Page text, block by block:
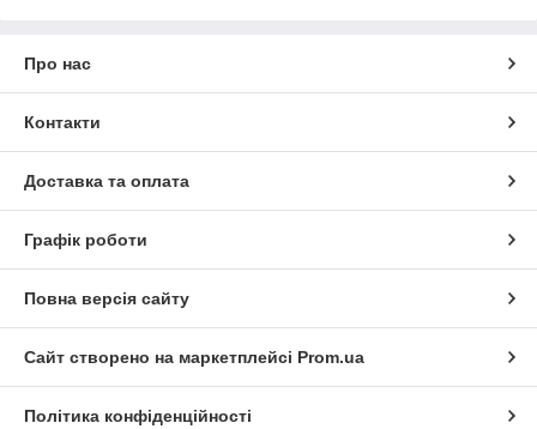
Про нас
Контакти
Доставка та оплата
Графік роботи
Повна версія сайту
Сайт створено на маркетплейсі Prom.ua
Політика конфіденційності